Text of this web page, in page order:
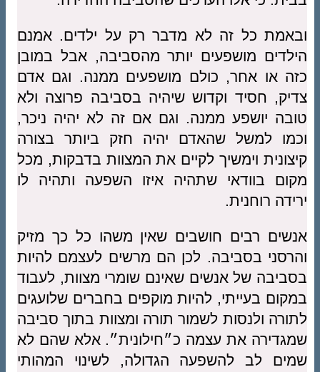
ובאמת כל זה לא מדבר רק על ילדים. אמנם
הילדים מושפעים יותר מהסביבה, אבל במובן
כזה או אחר, כולם מושפעים ממנה. וגם אדם
צדיק, חסיד וקדוש שיהיה בסביבה פרוצה ולא
טובה יושפע ממנה. וגם אם זה לא יהיה ניכר,
וכמו למשל שהאדם יהיה חזק ביותר בצורה
קיצונית וימשיך לקיים את המצוות בדבקות, מכל
מקום בוודאי שתהיה איזו השפעה ותהיה לו
ירידה רוחנית.
אנשים רבים חושבים שאין משהו כל כך מזיק
והרסני בסביבה. לכן הם מרשים לעצמם להיות
בסביבה של אנשים שאינם שומרי מצוות, לעבוד
במקום בעייתי, להיות מוקפים בחברים שלועגים
לתורה ולנסות לשמור תורה ומצוות בתוך סביבה
שמגדירה את עצמה כ״חילונית״. אלא שהם לא
שמים לב להשפעה הגדולה, לשינוי המהותי